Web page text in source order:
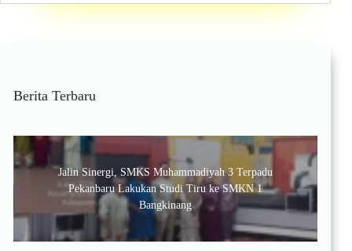
Muhammadiyah
Berita Terbaru
Jalin Sinergi, SMKS Muhammadiyah 3 Terpadu
Pekanbaru Lakukan Studi Tiru ke SMKN 1
Bangkinang